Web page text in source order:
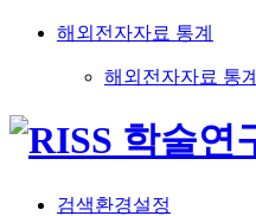
해외전자자료 통계
해외전자자료 통계
검색환경설정